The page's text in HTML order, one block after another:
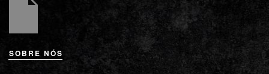
SOBRE NÓS